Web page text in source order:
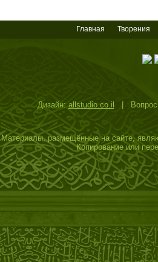
Главная Творения
Дизайн:allstudio.co.il |
Материалы, размещённые на сайте,
Копирование или